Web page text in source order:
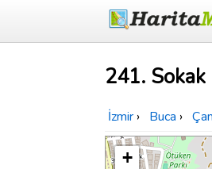
241. Sokak
İzmir › Buca ›
+